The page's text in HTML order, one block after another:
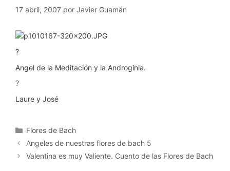
17 abril, 2007 por Javier Guamán
?
Angel de la Meditación y la Androginia.
?
Laure y José
Categorías
Flores de Bach
Angeles de nuestras flores de bach 5
Valentina es muy Valiente. Cuento de las Flores de Bach